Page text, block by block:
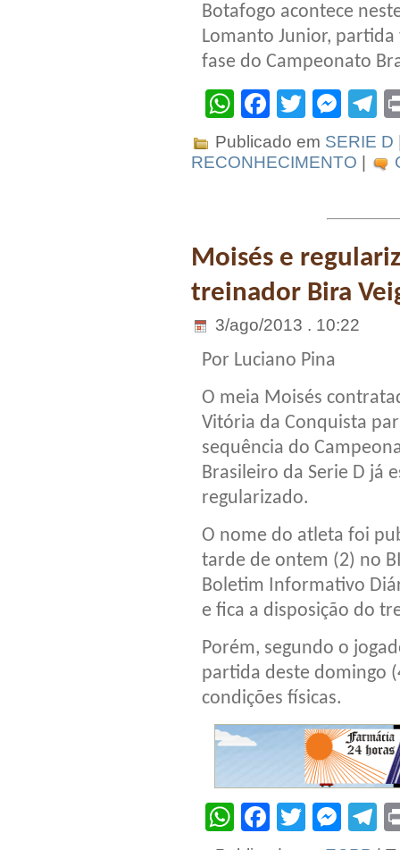
Botafogo acontece
Lomanto Junior,
fase do Campeonato
WhatsApp
Facebook
Twitter
Publicado em SERIE D
RECONHECIMENTO |
Moisés e
treinador Bira
3/ago/2013 . 10:22
Por Luciano Pina
O meia Moisés
Vitória da Conquista
sequência do
Brasileiro da Serie D já
regularizado.
O nome do atleta foi
tarde de ontem (2) no
Boletim Informativo
e fica a disposição do
Porém, segundo o
partida deste domingo
condições físicas.
WhatsApp
Facebook
Twitter